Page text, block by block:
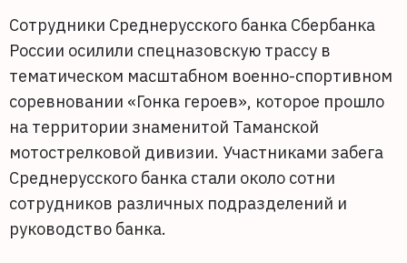
Сотрудники Среднерусского банка Сбербанка
России осилили спецназовскую трассу в
тематическом масштабном военно-спортивном
соревновании «Гонка героев», которое прошло
на территории знаменитой Таманской
мотострелковой дивизии. Участниками забега
Среднерусского банка стали около сотни
сотрудников различных подразделений и
руководство банка.